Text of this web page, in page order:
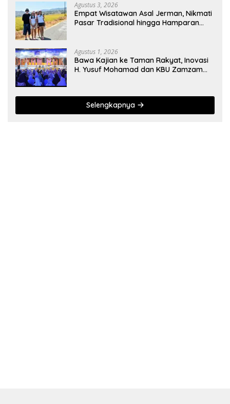
Agustus 3, 2026
Empat Wisatawan Asal Jerman, Nikmati
Pasar Tradisional hingga Hamparan
Agustus 1, 2026
Bawa Kajian ke Taman Rakyat, Inovasi
H. Yusuf Mohamad dan KBU Zamzam
Selengkapnya